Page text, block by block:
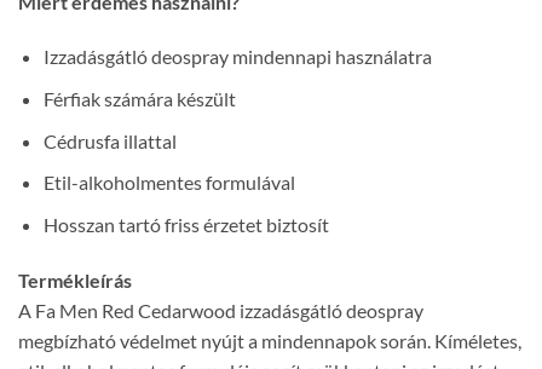
Izzadásgátló deospray mindennapi használatra
Férfiak számára készült
Cédrusfa illattal
Etil-alkoholmentes formulával
Hosszan tartó friss érzetet biztosít
Termékleírás
A Fa Men Red Cedarwood izzadásgátló deospray
megbízható védelmet nyújt a mindennapok során. Kíméletes,